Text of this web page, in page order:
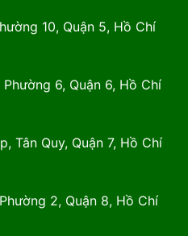
10, Quận 5, Hồ Chí
6, Quận 6, Hồ Chí
Tân Quy, Quận 7, Hồ Chí
2, Quận 8, Hồ Chí